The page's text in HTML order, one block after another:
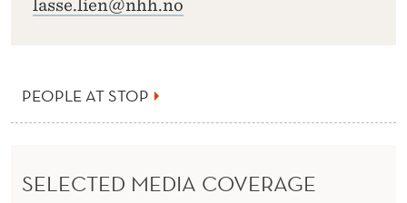
lasse.lien@nhh.no
PEOPLE AT STOP
SELECTED MEDIA COVERAGE